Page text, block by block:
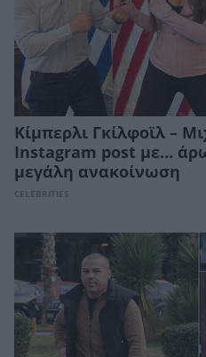
Κίμπερλι Γκίλφοϊλ –
Instagram post με…
μεγάλη ανακοίνωση
CELEBRITIES